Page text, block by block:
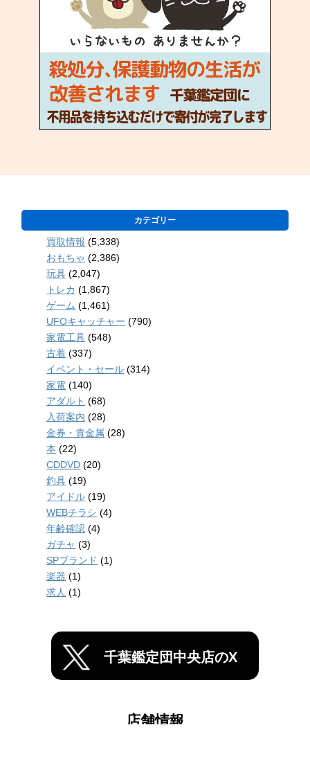
カテゴリー
買取情報 (5,338)
おもちゃ (2,386)
玩具 (2,047)
トレカ (1,867)
ゲーム (1,461)
UFOキャッチャー (790)
家電工具 (548)
古着 (337)
イベント・セール (314)
家電 (140)
アダルト (68)
入荷案内 (28)
金券・貴金属 (28)
本 (22)
CDDVD (20)
釣具 (19)
アイドル (19)
WEBチラシ (4)
年齢確認 (4)
ガチャ (3)
SPブランド (1)
楽器 (1)
求人 (1)
千葉鑑定団中央店のX
店舗情報